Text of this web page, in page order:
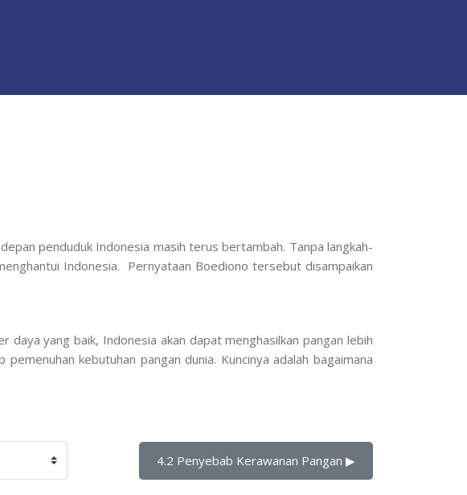
penduduk Indonesia masih terus bertambah. Tanpa langkah-
Indonesia. Pernyataan Boediono tersebut disampaikan
yang baik, Indonesia akan dapat menghasilkan pangan lebih
kebutuhan pangan dunia. Kuncinya adalah bagaimana
4.2 Penyebab Kerawanan Pangan ▶︎